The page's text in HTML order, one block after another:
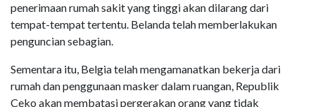
penerimaan rumah sakit yang tinggi akan dilarang dari
tempat-tempat tertentu. Belanda telah memberlakukan
penguncian sebagian.
Sementara itu, Belgia telah mengamanatkan bekerja dari
rumah dan penggunaan masker dalam ruangan, Republik
Ceko akan membatasi pergerakan orang yang tidak